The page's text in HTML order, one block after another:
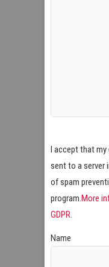
I accept that my
sent to a server
of spam
program.More
GDPR.
Name